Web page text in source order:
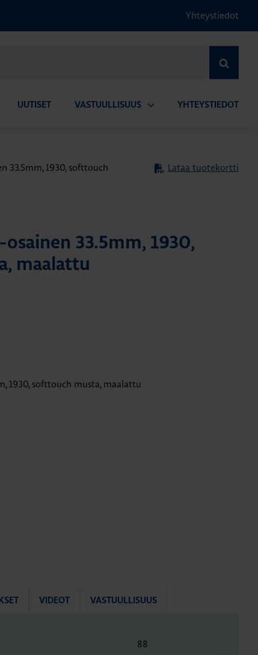
Yhteystiedot
UUTISET VASTUULLISUUS YHTEYSTIEDOT
33.5mm, 1930, softtouch
Lataa tuotekortti
osainen 33.5mm, 1930,
maalattu
1930, softtouch musta, maalattu
VIDEOT VASTUULLISUUS
88